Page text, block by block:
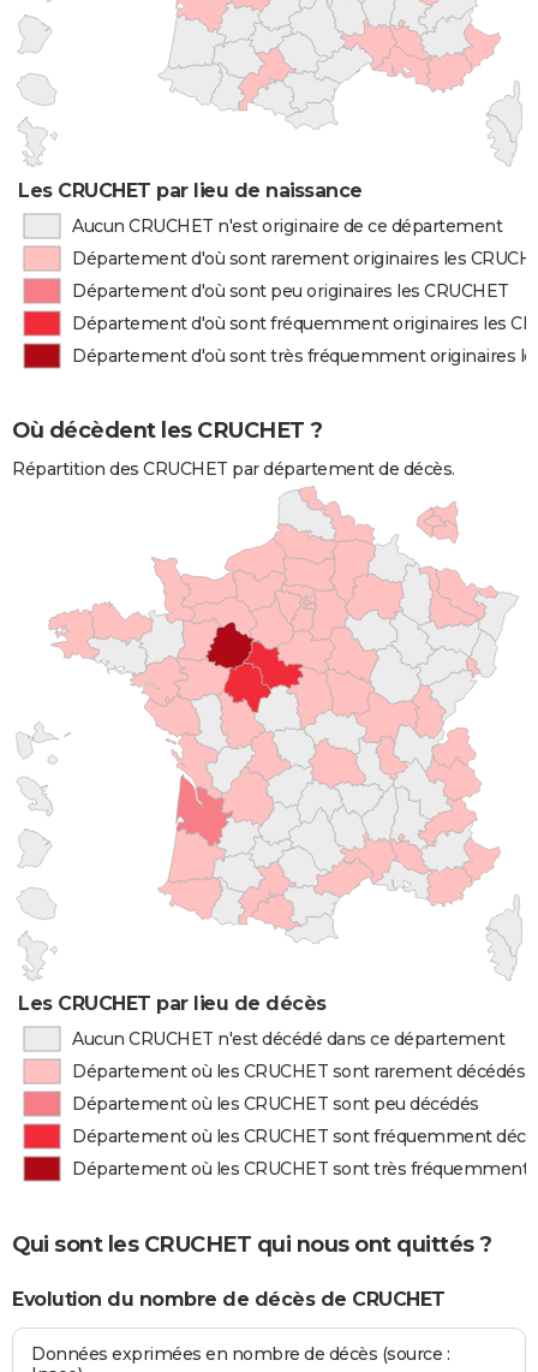
Les CRUCHET par lieu de naissance
Aucun CRUCHET n'est originaire de ce département
Département d'où sont rarement originaires les
Département d'où sont peu originaires les CRUCHET
Département d'où sont fréquemment originaires les
Département d'où sont très fréquemment originaires
Où décèdent les CRUCHET ?
Répartition des CRUCHET par département de décès.
Les CRUCHET par lieu de décès
Aucun CRUCHET n'est décédé dans ce département
Département où les CRUCHET sont rarement décédés
Département où les CRUCHET sont peu décédés
Département où les CRUCHET sont fréquemment
Département où les CRUCHET sont très fréquemment
Qui sont les CRUCHET qui nous ont quittés ?
Evolution du nombre de décès de CRUCHET
Données exprimées en nombre de décès (source :